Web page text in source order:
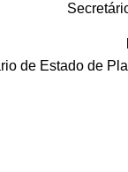
de Estado de